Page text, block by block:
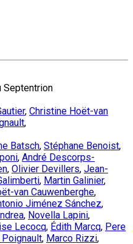
Septentrion
, Christine Hoët-van
,
Batsch, Stéphane Benoist,
, André Descorps-
, Olivier Devillers, Jean-
, Martin Galinier,
van Cauwenberghe,
Jiménez Sánchez,
, Novella Lapini,
Lecocq, Édith Marcq, Pere
Poignault, Marco Rizzi,